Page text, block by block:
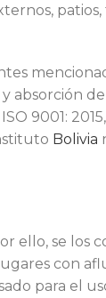
absorción
9001:
Bolivia
ello, se los
con
para el